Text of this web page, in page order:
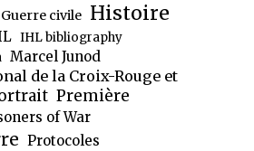
Guerre civile Histoire
IHL bibliography
Marcel Junod
de la Croix-Rouge et
Première
of War
Protocoles